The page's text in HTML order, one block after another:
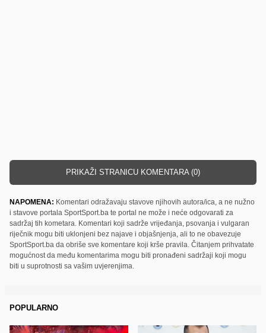
PRIKAŽI STRANICU KOMENTARA (0)
NAPOMENA: Komentari odražavaju stavove njihovih autora/ica, a ne nužno
i stavove portala SportSport.ba te portal ne može i neće odgovarati za
sadržaj tih kometara. Komentari koji sadrže vrijeđanja, psovanja i vulgaran
riječnik mogu biti uklonjeni bez najave i objašnjenja, ali to ne obavezuje
SportSport.ba da obriše sve komentare koji krše pravila. Čitanjem prihvatate
mogućnost da među komentarima mogu biti pronađeni sadržaji koji mogu
biti u suprotnosti sa vašim uvjerenjima.
POPULARNO